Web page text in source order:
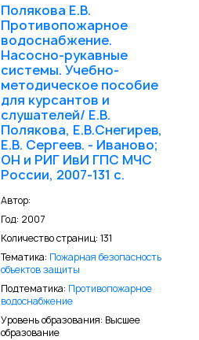
Полякова Е.В.
Противопожарное
водоснабжение.
Насосно-рукавные
системы. Учебно-
методическое пособие
для курсантов и
слушателей/ Е.В.
Полякова, Е.В.Снегирев,
Е.В. Сергеев. - Иваново;
ОН и РИГ ИвИ ГПС МЧС
России, 2007-131 с.
Автор:
Год: 2007
Количество страниц: 131
Тематика: Пожарная безопасность
объектов защиты
Подтематика: Противопожарное
водоснабжение
Уровень образования: Высшее
образование